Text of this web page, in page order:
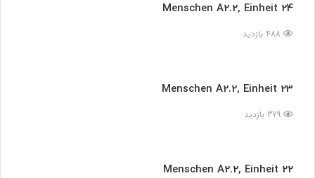
Menschen A2.2, Einheit 24
Menschen A2.2, Einheit 23
Menschen A2.2, Einheit 22